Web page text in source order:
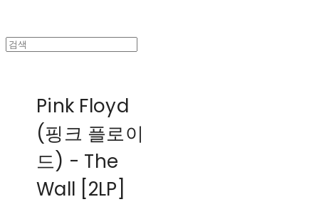
Pink Floyd
(핑크 플로이
드) - The
Wall [2LP]